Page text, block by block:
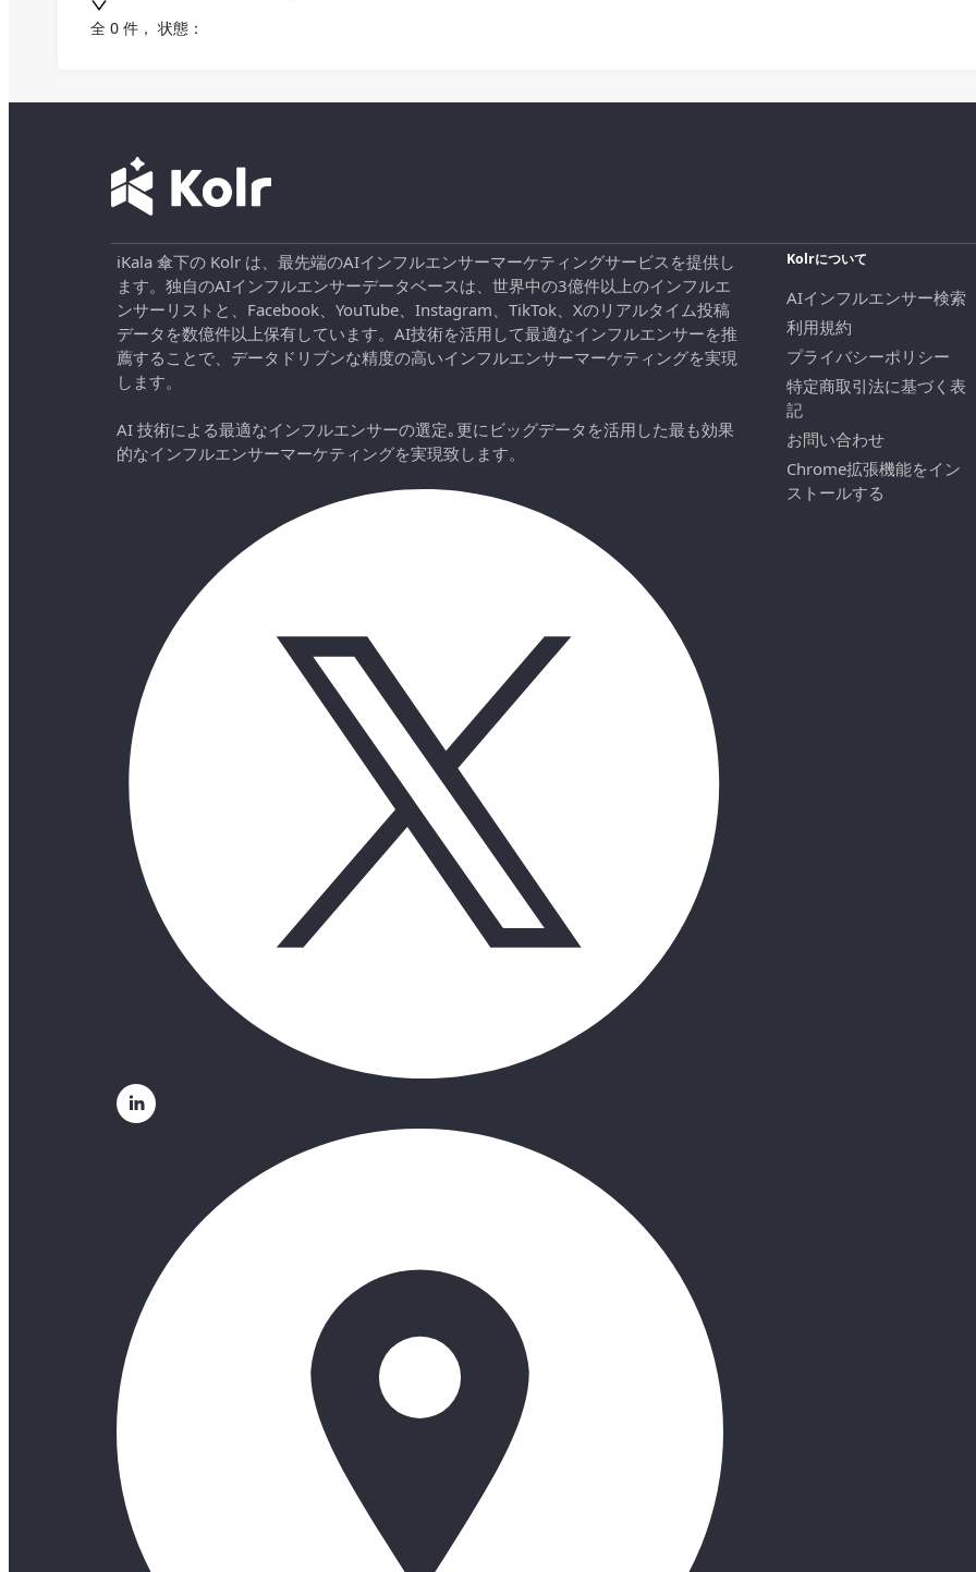
全 0 件 ， 状態：
iKala 傘下の Kolr は、最先端のAIインフルエンサーマーケティングサービスを提供し
ます。独自のAIインフルエンサーデータベースは、世界中の3億件以上のインフルエ
ンサーリストと、Facebook、YouTube、Instagram、TikTok、Xのリアルタイム投稿
データを数億件以上保有しています。AI技術を活用して最適なインフルエンサーを推
薦することで、データドリブンな精度の高いインフルエンサーマーケティングを実現
します。
AI 技術による最適なインフルエンサーの選定｡更にビッグデータを活用した最も効果
的なインフルエンサーマーケティングを実現致します。
Kolrについて
AIインフルエンサー検索
利用規約
プライバシーポリシー
特定商取引法に基づく表
記
お問い合わせ
Chrome拡張機能をイン
ストールする